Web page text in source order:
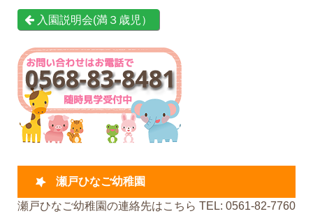
入園説明会(満３歳児）
瀬戸ひなご幼稚園
瀬戸ひなご幼稚園の連絡先はこちら TEL: 0561-82-7760